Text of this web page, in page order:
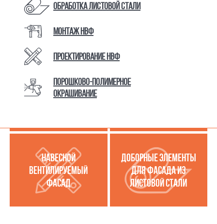
Обработка листовой стали
Монтаж НВФ
Проектирование НВФ
Порошково-полимерное
окрашивание
КАТАЛОГ ТОВАРОВ И УСЛУГ
УСЛУГИ ПО РАБОТЕ С
ЛИСТОВОЙ СТАЛЬЮ
МЕТАЛЛОКАССЕТЫ
НАВЕСНОЙ
ВЕНТИЛИРУЕМЫЙ
ФАСАД
ДОБОРНЫЕ ЭЛЕМЕНТЫ
ДЛЯ ФАСАДА ИЗ
ЛИСТОВОЙ СТАЛИ